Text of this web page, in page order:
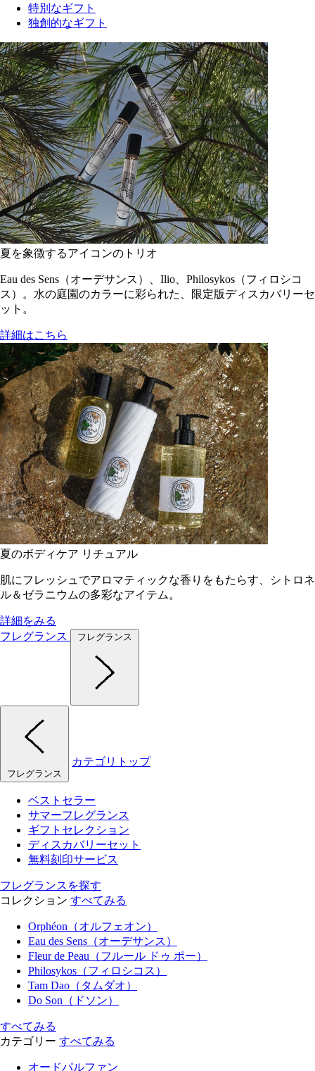
特別なギフト
独創的なギフト
夏を象徴するアイコンのトリオ
Eau des Sens（オーデサンス）、Ilio、Philosykos（フィロシコ
ス）。水の庭園のカラーに彩られた、限定版ディスカバリーセ
ット。
詳細はこちら
夏のボディケア リチュアル
肌にフレッシュでアロマティックな香りをもたらす、シトロネ
ル＆ゼラニウムの多彩なアイテム。
詳細をみる
フレグランス
フレグランス
フレグランス
カテゴリトップ
ベストセラー
サマーフレグランス
ギフトセレクション
ディスカバリーセット
無料刻印サービス
フレグランスを探す
コレクション すべてみる
Orphéon（オルフェオン）
Eau des Sens（オーデサンス）
Fleur de Peau（フルール ドゥ ポー）
Philosykos（フィロシコス）
Tam Dao（タムダオ）
Do Son（ドソン）
すべてみる
カテゴリー すべてみる
オードパルファン